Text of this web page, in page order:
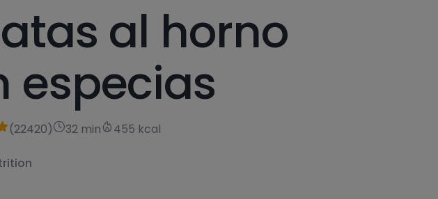
al horno
especias
(22420) 32 min 455 kcal